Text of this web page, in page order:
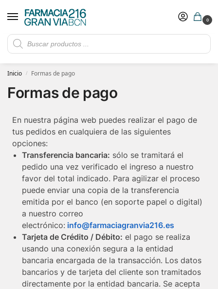
0
Rebajas de verano hasta -30%
​ 5€ de descuento con el cupón 5GRANVIA (compras superiores a 150€)
Inicio / Formas de pago
Formas de pago
En nuestra página web puedes realizar el pago de
tus pedidos en cualquiera de las siguientes
opciones:
Transferencia bancaria: sólo se tramitará el
pedido una vez verificado el ingreso a nuestro
favor del total indicado. Para agilizar el proceso
puede enviar una copia de la transferencia
emitida por el banco (en soporte papel o digital)
a nuestro correo
electrónico: info@farmaciagranvia216.es
Tarjeta de Crédito / Débito: el pago se realiza
usando una conexión segura a la entidad
bancaria encargada de la transacción. Los datos
bancarios y de tarjeta del cliente son tramitados
directamente por la entidad bancaria. Se acepta